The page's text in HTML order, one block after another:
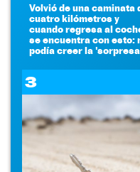
Volvió de una caminata
cuatro kilómetros y
cuando regresa al
se encuentra con esto:
podía creer la
3